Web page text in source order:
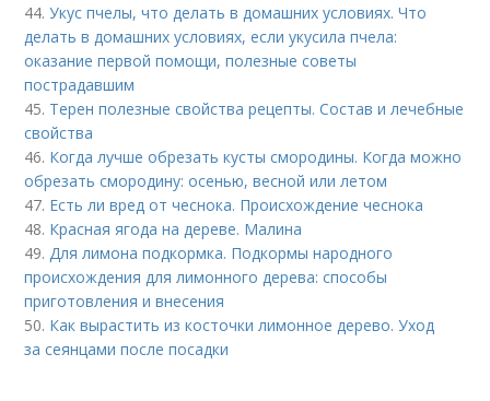
44.Укус пчелы, что делать в домашних условиях. Что
делать в домашних условиях, если укусила пчела:
оказание первой помощи, полезные советы
пострадавшим
45. Терен полезные свойства рецепты. Состав и лечебные
свойства
46. Когда лучше обрезать кусты смородины. Когда можно
обрезать смородину: осенью, весной или летом
47. Есть ли вред от чеснока. Происхождение чеснока
48. Красная ягода на дереве. Малина
49.Для лимона подкормка. Подкормы народного
происхождения для лимонного дерева: способы
приготовления и внесения
50. Как вырастить из косточки лимонное дерево. Уход
за сеянцами после посадки